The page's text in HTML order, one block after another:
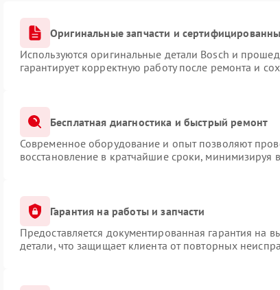
Оригинальные запчасти и
Используются оригинальные детали Bosch и
гарантирует корректную работу после ремонта и
Бесплатная диагностика и быстрый ремонт
Современное оборудование и опыт позволяют
восстановление в кратчайшие сроки, минимизируя
Гарантия на работы и запчасти
Предоставляется документированная гарантия на
детали, что защищает клиента от повторных